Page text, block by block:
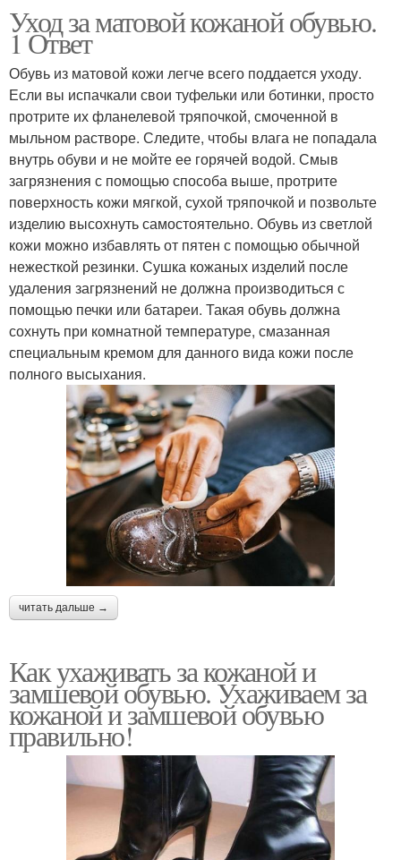
Уход за матовой кожаной обувью.
1 Ответ
Обувь из матовой кожи легче всего поддается уходу.
Если вы испачкали свои туфельки или ботинки, просто
протрите их фланелевой тряпочкой, смоченной в
мыльном растворе. Следите, чтобы влага не попадала
внутрь обуви и не мойте ее горячей водой. Смыв
загрязнения с помощью способа выше, протрите
поверхность кожи мягкой, сухой тряпочкой и позвольте
изделию высохнуть самостоятельно. Обувь из светлой
кожи можно избавлять от пятен с помощью обычной
нежесткой резинки. Сушка кожаных изделий после
удаления загрязнений не должна производиться с
помощью печки или батареи. Такая обувь должна
сохнуть при комнатной температуре, смазанная
специальным кремом для данного вида кожи после
полного высыхания.
читать дальше →
Как ухаживать за кожаной и
замшевой обувью. Ухаживаем за
кожаной и замшевой обувью
правильно!